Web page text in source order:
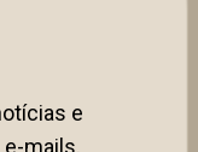
e
mails.